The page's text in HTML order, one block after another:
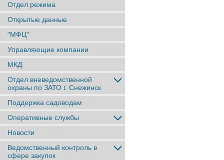
Отдел режима
Открытые данные
"МФЦ"
Управляющие компании
МКД
Отдел вневедомственной
охраны по ЗАТО г. Снежинск
Поддержка садоводам
Оперативные службы
Новости
Ведомственный контроль в
сфере закупок